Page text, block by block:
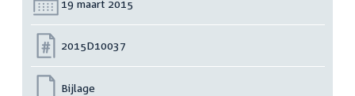
Datum:
19 maart 2015
Nummer:
2015D10037
Bijlage